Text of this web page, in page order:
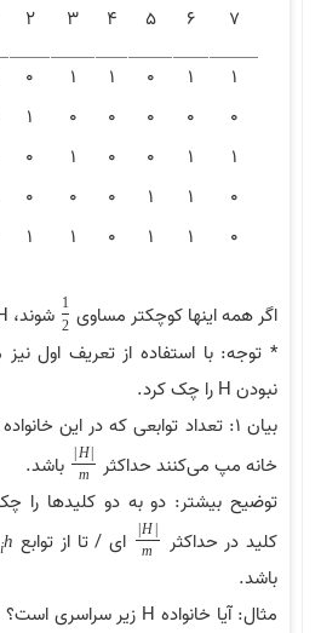
7
6
5
4
3
2
1
1
0
1
1
0
0
0
0
0
0
1
1
1
0
0
1
0
0
1
1
0
0
0
0
1
1
0
1
1
اگر همه اینها کوچکتر مساوی 1
2 شوند، H سراسری است.
* توجه: با استفاده از تعریف اول
نبودن H را چک کرد.
خانه مپ می‌کنند حداکثر |
H
|
m
باشد.
توضیح بیشتر: دو به دو کلیدها را
کلید در حداکثر
|
H
|
m
ای / تا از توابع h
i
باشد.